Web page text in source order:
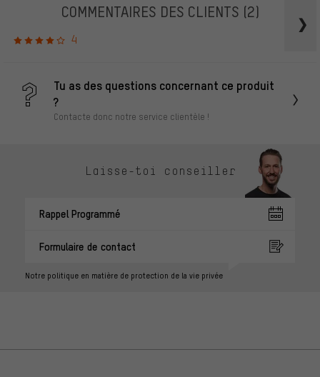
COMMENTAIRES DES CLIENTS (2)
4
Tu as des questions concernant ce produit
?
Contacte donc notre service clientèle !
Laisse-toi conseiller
Rappel Programmé
Formulaire de contact
Notre politique en matière de protection de la vie privée